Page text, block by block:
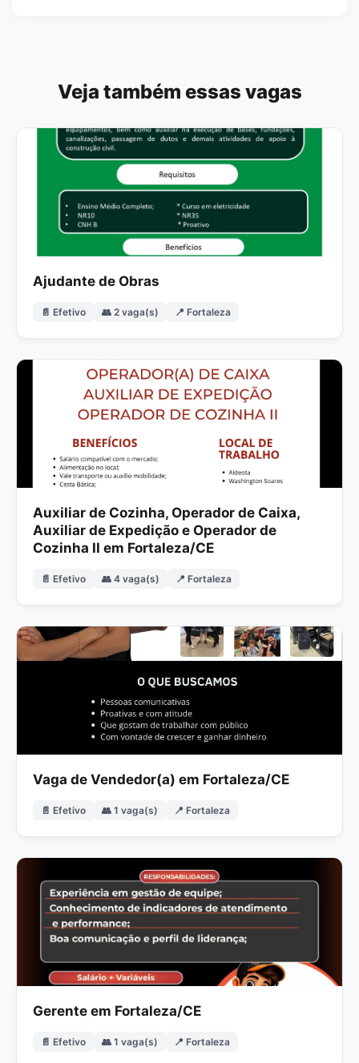
Veja também essas vagas
Ajudante de Obras
📄 Efetivo 👥 2 vaga(s) 📍 Fortaleza
Auxiliar de Cozinha, Operador de Caixa,
Auxiliar de Expedição e Operador de
Cozinha II em Fortaleza/CE
📄 Efetivo 👥 4 vaga(s) 📍 Fortaleza
Vaga de Vendedor(a) em Fortaleza/CE
📄 Efetivo 👥 1 vaga(s) 📍 Fortaleza
Gerente em Fortaleza/CE
📄 Efetivo 👥 1 vaga(s) 📍 Fortaleza